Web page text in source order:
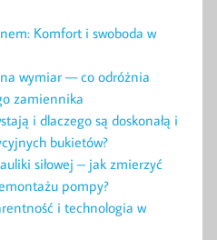
Komfort i swoboda w
wymiar — co odróżnia
zamiennika
i dlaczego są doskonałą i
bukietów?
siłowej – jak zmierzyć
pompy?
i technologia w